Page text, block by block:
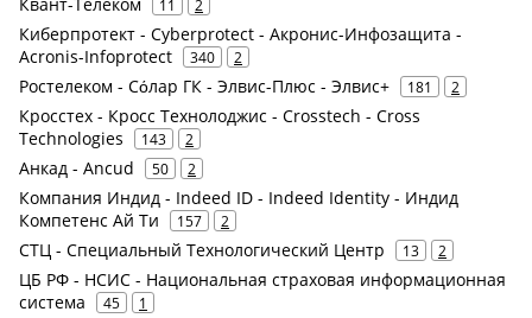
11 2
Киберпротект - Cyberprotect - Акронис-Инфозащита -
Acronis-Infoprotect
340 2
Ростелеком - Сόлар ГК - Элвис-Плюс - Элвис+ 181 2
Кросстех - Кросс Технолоджис - Crosstech - Cross
Technologies
143 2
Анкад - Ancud 50 2
Компания Индид - Indeed ID - Indeed Identity - Индид
Компетенс Ай Ти
157 2
СТЦ - Специальный Технологический Центр 13 2
ЦБ РФ - НСИС - Национальная страховая информационная
система
45 1